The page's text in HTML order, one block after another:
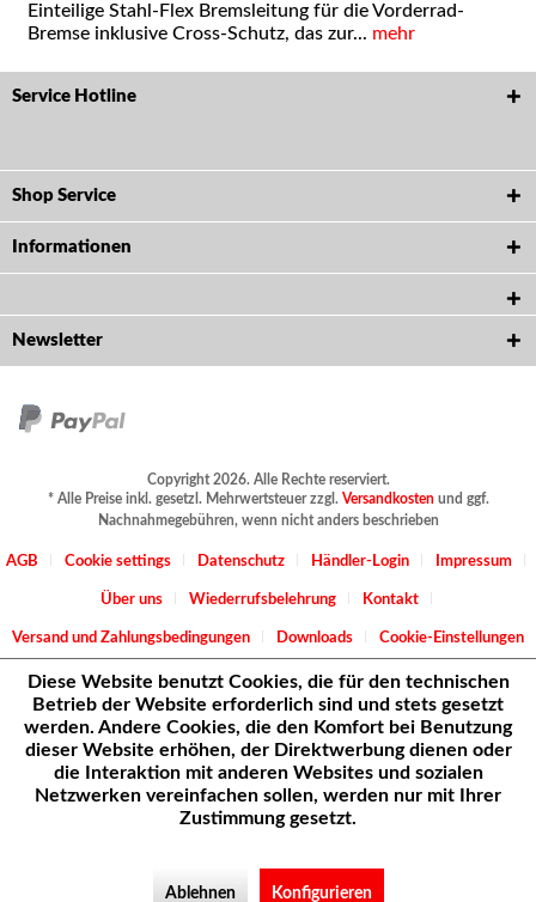
Einteilige Stahl-Flex Bremsleitung für die Vorderrad-
Bremse inklusive Cross-Schutz, das zur... mehr
Service Hotline
Shop Service
Informationen
Newsletter
Copyright 2026. Alle Rechte reserviert.
* Alle Preise inkl. gesetzl. Mehrwertsteuer zzgl. Versandkostenund ggf.
Nachnahmegebühren, wenn nicht anders beschrieben
AGB Cookie settings Datenschutz Händler-Login Impressum
Über uns Wiederrufsbelehrung Kontakt
Versand und Zahlungsbedingungen Downloads Cookie-Einstellungen
Diese Website benutzt Cookies, die für den technischen
Betrieb der Website erforderlich sind und stets gesetzt
werden. Andere Cookies, die den Komfort bei Benutzung
dieser Website erhöhen, der Direktwerbung dienen oder
die Interaktion mit anderen Websites und sozialen
Netzwerken vereinfachen sollen, werden nur mit Ihrer
Zustimmung gesetzt.
Ablehnen Konfigurieren